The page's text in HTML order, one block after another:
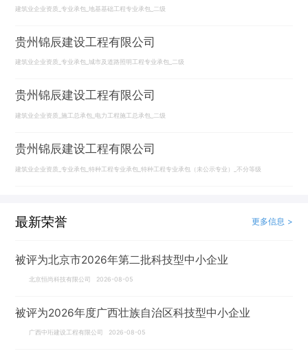
建筑业企业资质_专业承包_地基基础工程专业承包_二级
贵州锦辰建设工程有限公司
建筑业企业资质_专业承包_城市及道路照明工程专业承包_二级
贵州锦辰建设工程有限公司
建筑业企业资质_施工总承包_电力工程施工总承包_二级
贵州锦辰建设工程有限公司
建筑业企业资质_专业承包_特种工程专业承包_特种工程专业承包（未公示专业）_不分等级
最新荣誉 更多信息 >
被评为北京市2026年第二批科技型中小企业
北京恒尚科技有限公司 2026-08-05
被评为2026年度广西壮族自治区科技型中小企业
广西中珩建设工程有限公司 2026-08-05